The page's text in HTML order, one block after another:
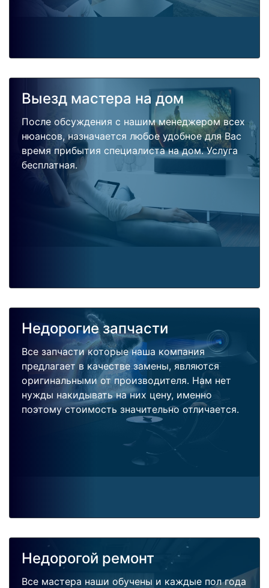
Выезд мастера на дом
После обсуждения с нашим менеджером всех
нюансов, назначается любое удобное для Вас
время прибытия специалиста на дом. Услуга
бесплатная.
Недорогие запчасти
Все запчасти которые наша компания
предлагает в качестве замены, являются
оригинальными от производителя. Нам нет
нужды накидывать на них цену, именно
поэтому стоимость значительно отличается.
Недорогой ремонт
Все мастера наши обучены и каждые пол года